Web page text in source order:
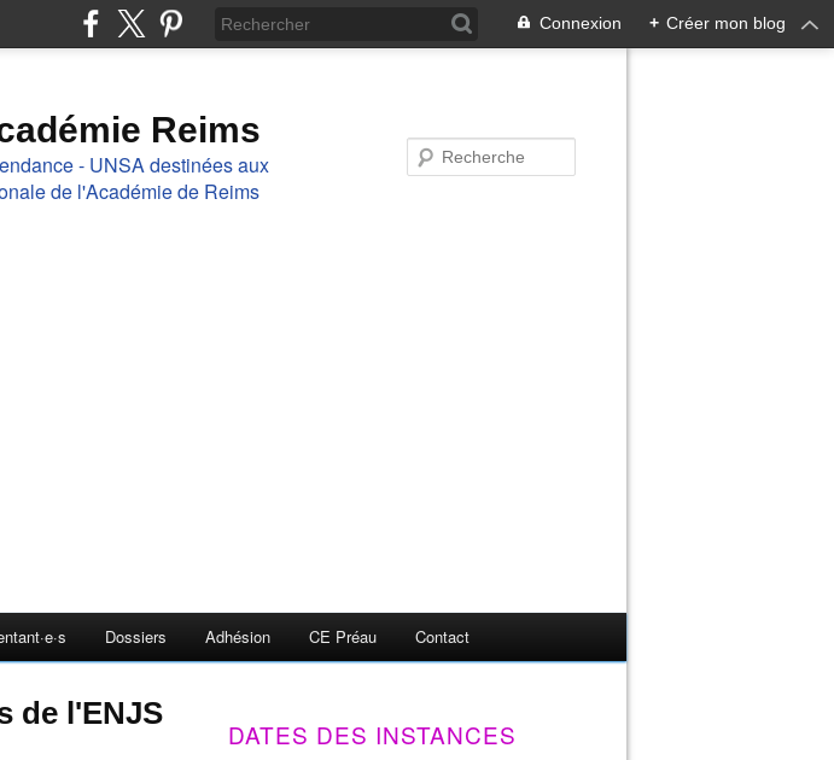
Connexion + Créer mon blog
Reims
- UNSA destinées aux
de l'Académie de Reims
Dossiers Adhésion CE Préau Contact
de l'ENJS
DATES DES INSTANCES